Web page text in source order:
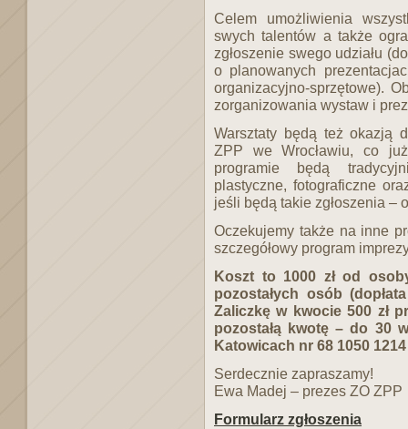
Celem umożliwienia
swych talentów a także
zgłoszenie swego udziału
o planowanych
organizacyjno-sprzętowe).
zorganizowania wystaw i
Warsztaty będą też okazją
ZPP we Wrocławiu, co
programie będą
plastyczne, fotograficzne
jeśli będą takie zgłoszenia –
Oczekujemy także na inne
szczegółowy program
Koszt to 1000 zł od
pozostałych osób
Zaliczkę w kwocie 500 zł
pozostałą kwotę – do 30
Katowicach nr 68 1050
Serdecznie zapraszamy!
Ewa Madej – prezes ZO ZPP
Formularz zgłoszenia